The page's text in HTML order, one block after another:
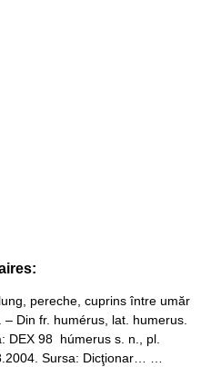
pereche, cuprins între umăr
Din fr. humérus, lat. humerus.
DEX 98 húmerus s. n., pl.
Sursa: Dicţionar… …